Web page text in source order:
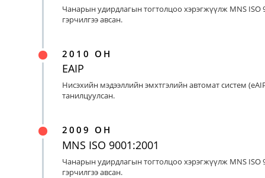
Чанарын удирдлагын тогтолцоо хэрэгжүүлж MNS ISO
гэрчилгээ авсан.
2010 ОН
EAIP
Нисэхийн мэдээллийн эмхтгэлийн автомат систем
танилцуулсан.
2009 ОН
MNS ISO 9001:2001
Чанарын удирдлагын тогтолцоо хэрэгжүүлж MNS ISO
гэрчилгээ авсан.